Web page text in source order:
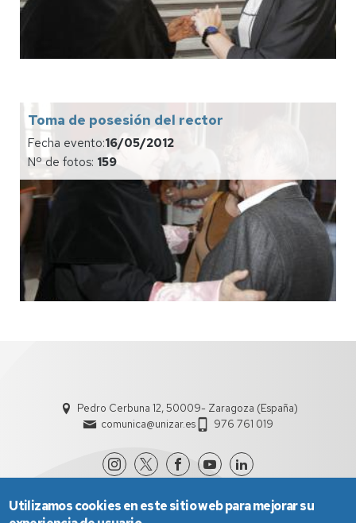
Toma de posesión del rector
Fecha evento:16/05/2012
Nº de fotos: 159
Pedro Cerbuna 12, 50009- Zaragoza (España)
comunica@unizar.es
976 761 019
Utilizamos cookies en este sitio web para mejorar su